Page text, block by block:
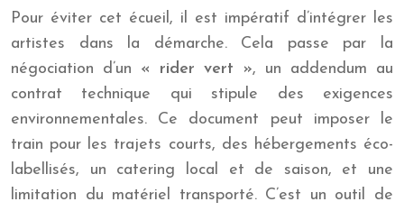
Pour éviter cet écueil, il est impératif d’intégrer les
artistes dans la démarche. Cela passe par la
négociation d’un « rider vert », un addendum au
contrat technique qui stipule des exigences
environnementales. Ce document peut imposer le
train pour les trajets courts, des hébergements éco-
labellisés, un catering local et de saison, et une
limitation du matériel transporté. C’est un outil de